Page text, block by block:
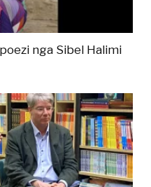
nga Sibel Halimi